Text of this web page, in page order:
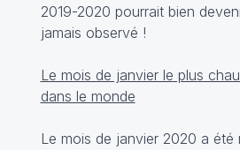
2019-2020 pourrait bien
jamais observé !
Le mois de janvier le plus
dans le monde
Le mois de janvier 2020 a été